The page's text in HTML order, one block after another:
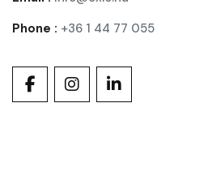
Phone : +36 1 44 77 055